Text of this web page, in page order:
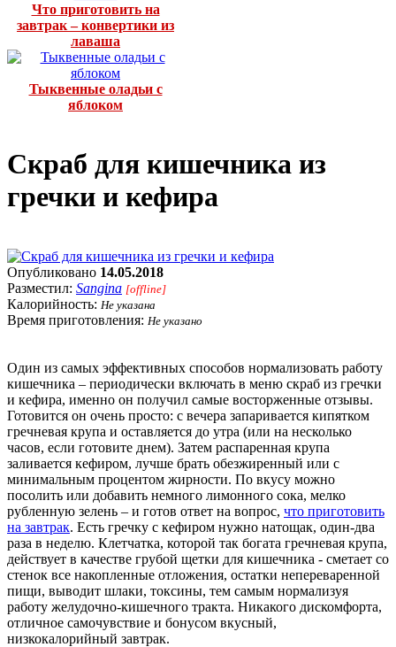
Что приготовить на
завтрак – конвертики из
лаваша
Тыквенные оладьи с
яблоком
Скраб для кишечника из
гречки и кефира
Опубликовано 14.05.2018
Разместил: Sangina [offline]
Калорийность: Не указана
Время приготовления: Не указано
Один из самых эффективных способов нормализовать работу
кишечника – периодически включать в меню скраб из гречки
и кефира, именно он получил самые восторженные отзывы.
Готовится он очень просто: с вечера запаривается кипятком
гречневая крупа и оставляется до утра (или на несколько
часов, если готовите днем). Затем распаренная крупа
заливается кефиром, лучше брать обезжиренный или с
минимальным процентом жирности. По вкусу можно
посолить или добавить немного лимонного сока, мелко
рубленную зелень – и готов ответ на вопрос, что приготовить
на завтрак. Есть гречку с кефиром нужно натощак, один-два
раза в неделю. Клетчатка, которой так богата гречневая крупа,
действует в качестве грубой щетки для кишечника - сметает со
стенок все накопленные отложения, остатки непереваренной
пищи, выводит шлаки, токсины, тем самым нормализуя
работу желудочно-кишечного тракта. Никакого дискомфорта,
отличное самочувствие и бонусом вкусный,
низкокалорийный завтрак.